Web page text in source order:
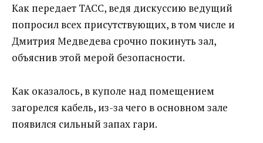
Как передает ТАСС, ведя дискуссию ведущий
попросил всех присутствующих, в том числе и
Дмитрия Медведева срочно покинуть зал,
объяснив этой мерой безопасности.
Как оказалось, в куполе над помещением
загорелся кабель, из-за чего в основном зале
появился сильный запах гари.